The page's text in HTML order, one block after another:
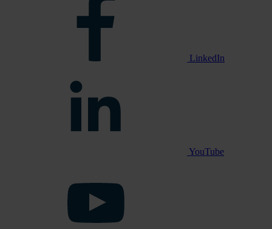
LinkedIn
YouTube